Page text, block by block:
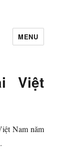
MENU
Việt
Nam năm